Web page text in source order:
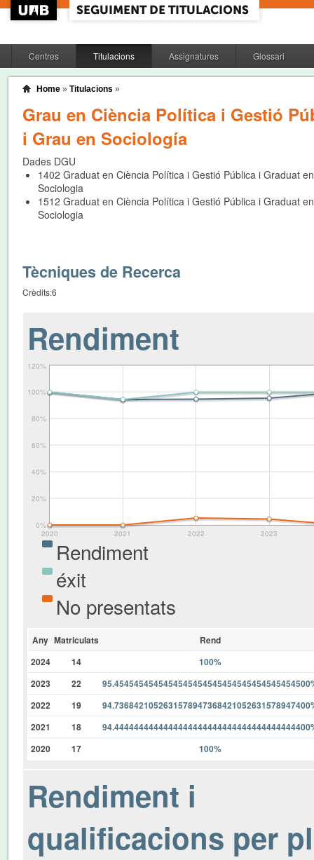
Centres Titulacions Assignatures Glossari
Home » Titulacions »
Grau en Ciència Política i Gestió
i Grau en Sociología
Dades DGU
1402 Graduat en Ciència Política i Gestió Pública i Graduat en
Sociologia
1512 Graduat en Ciència Política i Gestió Pública i Graduat en
Sociologia
Tècniques de Recerca
Crèdits:6
Rendiment
2020 2021 2022 2023
0%
20%
40%
60%
80%
100%
120%
Rendiment
éxit
No presentats
Any Matriculats
Rend
2024
14
100%
2023
22
2022
19
2021
18
2020
17 100%
Rendiment i
qualificacions per